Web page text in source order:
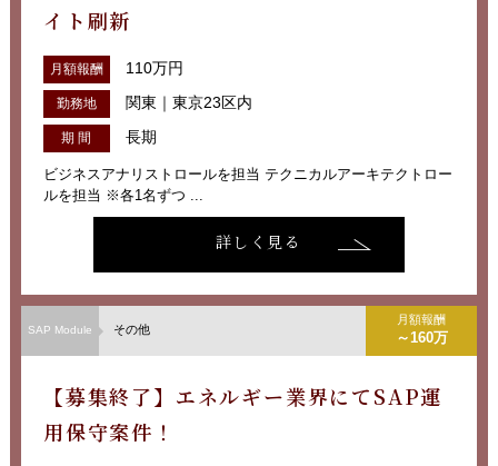
イト刷新
月額報酬 110万円
勤務地 関東｜東京23区内
期 間 長期
ビジネスアナリストロールを担当 テクニカルアーキテクトロー
ルを担当 ※各1名ずつ ...
詳しく見る
SAP Module その他
月額報酬
～160万
【募集終了】エネルギー業界にてSAP運
用保守案件！